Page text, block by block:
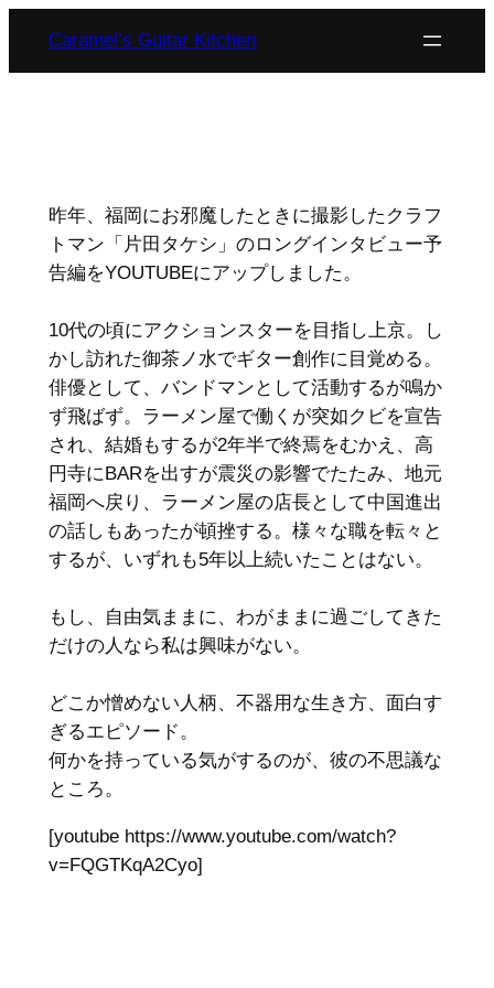
を
Caramel’s Guitar Kitchen
昨年、福岡にお邪魔したときに撮影したクラフ
トマン「片田タケシ」のロングインタビュー予
告編をYOUTUBEにアップしました。
10代の頃にアクションスターを目指し上京。し
かし訪れた御茶ノ水でギター創作に目覚める。
俳優として、バンドマンとして活動するが鳴か
ず飛ばず。ラーメン屋で働くが突如クビを宣告
され、結婚もするが2年半で終焉をむかえ、高
円寺にBARを出すが震災の影響でたたみ、地元
福岡へ戻り、ラーメン屋の店長として中国進出
の話しもあったが頓挫する。様々な職を転々と
するが、いずれも5年以上続いたことはない。
もし、自由気ままに、わがままに過ごしてきた
だけの人なら私は興味がない。
どこか憎めない人柄、不器用な生き方、面白す
ぎるエピソード。
何かを持っている気がするのが、彼の不思議な
ところ。
[youtube https://www.youtube.com/watch?
v=FQGTKqA2Cyo]